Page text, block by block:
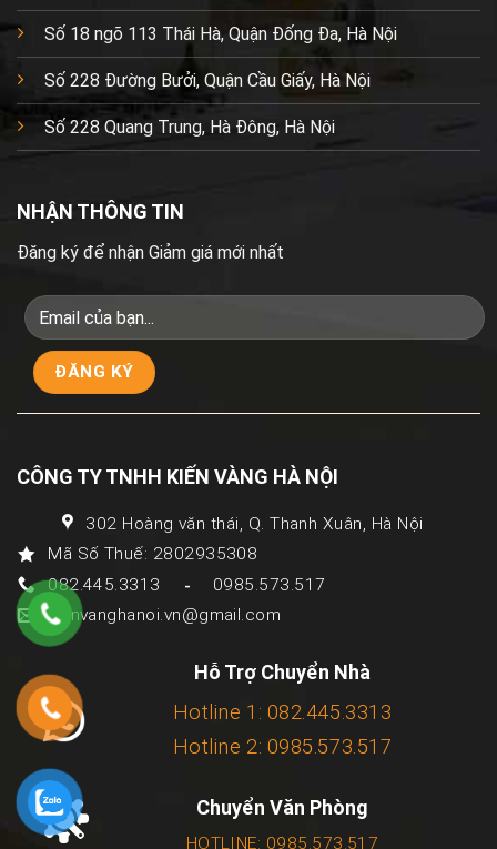
Số 18 ngõ 113 Thái Hà, Quận Đống Đa, Hà Nội
Số 228 Đường Bưởi, Quận Cầu Giấy, Hà Nội
Số 228 Quang Trung, Hà Đông, Hà Nội
NHẬN THÔNG TIN
Đăng ký để nhận Giảm giá mới nhất
CÔNG TY TNHH KIẾN VÀNG HÀ NỘI
302 Hoàng văn thái, Q. Thanh Xuân, Hà Nội
Mã Số Thuế: 2802935308
082.445.3313
-
0985.573.517
kienvanghanoi.vn@gmail.com
Hỗ Trợ Chuyển Nhà
Hotline 1: 082.445.3313
Hotline 2: 0985.573.517
Chuyển Văn Phòng
HOTLINE: 0985.573.517